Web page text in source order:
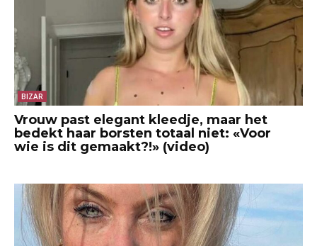
BIZAR
Vrouw past elegant kleedje, maar het
bedekt haar borsten totaal niet: «Voor
wie is dit gemaakt?!» (video)